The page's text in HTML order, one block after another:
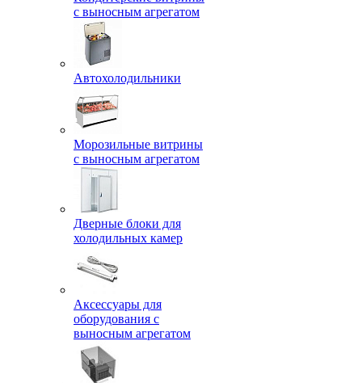
с выносным агрегатом
Автохолодильники
Морозильные витрины
с выносным агрегатом
Дверные блоки для
холодильных камер
Аксессуары для
оборудования с
выносным агрегатом